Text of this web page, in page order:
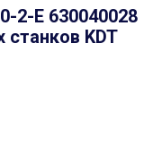
2-E 630040028
KDT